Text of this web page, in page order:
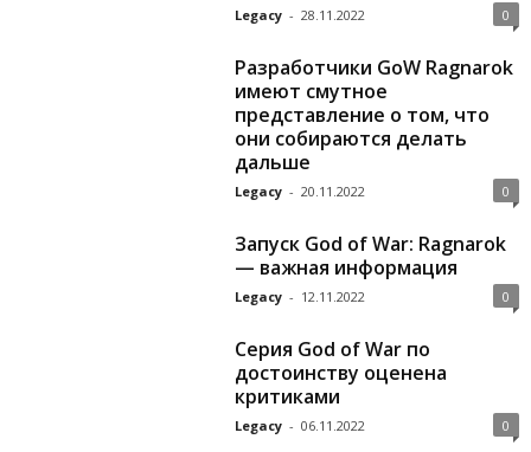
Legacy - 28.11.2022 0
Разработчики GoW Ragnarok
имеют смутное
представление о том, что
они собираются делать
дальше
Legacy - 20.11.2022 0
Запуск God of War: Ragnarok
— важная информация
Legacy - 12.11.2022 0
Серия God of War по
достоинству оценена
критиками
Legacy - 06.11.2022 0